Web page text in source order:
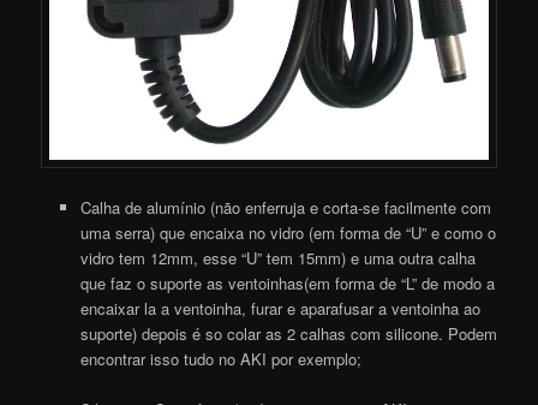
Calha de alumínio (não enferruja e corta-se facilmente com
uma serra) que encaixa no vidro (em forma de “U” e como o
vidro tem 12mm, esse “U” tem 15mm) e uma outra calha
que faz o suporte as ventoinhas(em forma de “L” de modo a
encaixar la a ventoinha, furar e aparafusar a ventoinha ao
suporte) depois é so colar as 2 calhas com silicone. Podem
encontrar isso tudo no AKI por exemplo;